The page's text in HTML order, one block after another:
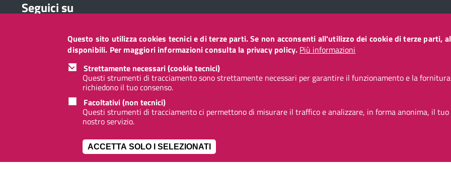
Seguici su
Collegamento
Facebook
Collegamento
a
Twitter
Collegamento
a
Instagram
Collegamento
a
LinkedIn
Collegamento
a
You
Tube
Collegamento
a
Telegram
Collegamento
a
Whatsapp
Redazione web Privacy Note legali
Questo sito utilizza cookies tecnici e di terze parti. Se non acconsenti all'utilizzo dei cookie di terze parti,
disponibili. Per maggiori informazioni consulta la privacy policy. Più informazioni
Strettamente necessari (cookie tecnici)
Questi strumenti di tracciamento sono strettamente necessari per garantire il funzionamento e la
richiedono il tuo consenso.
Facoltativi (non tecnici)
Questi strumenti di tracciamento ci permettono di misurare il traffico e analizzare, in forma anonima, il
nostro servizio.
ACCETTA SOLO I SELEZIONATI